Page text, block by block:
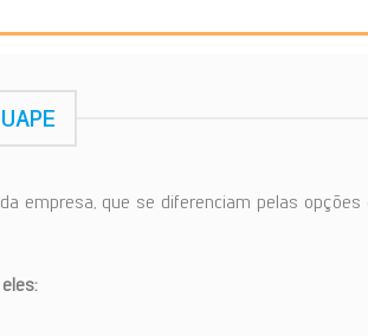
empresa, que se diferenciam pelas opções